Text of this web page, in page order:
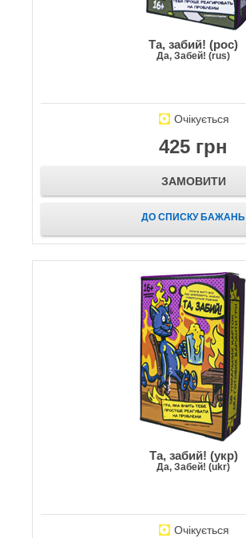
Та, забий! (рос)
Да, Забей! (rus)
Очікується
425 грн
ЗАМОВИТИ
ДО СПИСКУ БАЖАНЬ
Та, забий! (укр)
Да, Забей! (ukr)
Очікується